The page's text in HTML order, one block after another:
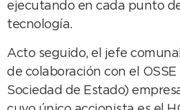
ejecutando en cada punto
tecnología.
Acto seguido, el jefe
de colaboración con el
Sociedad de Estado)